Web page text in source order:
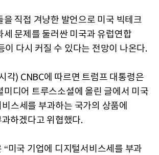
을 직접 겨냥한 발언으로 미국 빅테크
세 문제를 둘러싼 미국과 유럽연합
이 다시 커질 수 있다는 전망이 나온다.
각) CNBC에 따르면 트럼프 대통령은
미디어 트루스소셜에 올린 글에서 미국
스세를 부과하는 국가의 상품에
하겠다고 위협했다.
“미국 기업에 디지털서비스세를 부과